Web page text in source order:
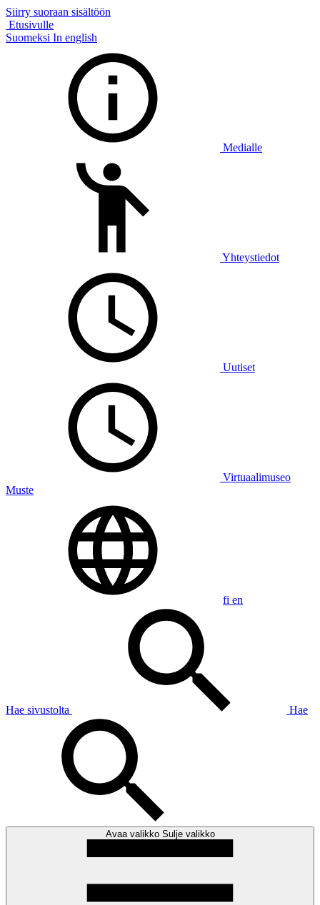
Siirry suoraan sisältöön
Etusivulle
Suomeksi In english
Medialle
Yhteystiedot
Uutiset
Virtuaalimuseo
Muste
fi en
Hae sivustolta Hae
Avaa valikko Sulje valikko